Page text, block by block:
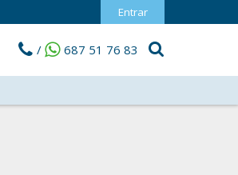
Entrar
/ 687 51 76 83